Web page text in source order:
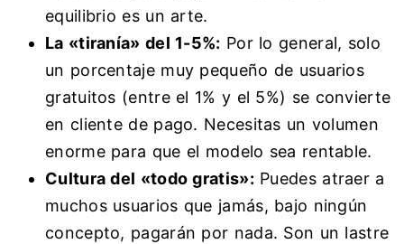
equilibrio es un arte.
La «tiranía» del 1-5%: Por lo general, solo
un porcentaje muy pequeño de usuarios
gratuitos (entre el 1% y el 5%) se convierte
en cliente de pago. Necesitas un volumen
enorme para que el modelo sea rentable.
Cultura del «todo gratis»: Puedes atraer a
muchos usuarios que jamás, bajo ningún
concepto, pagarán por nada. Son un lastre